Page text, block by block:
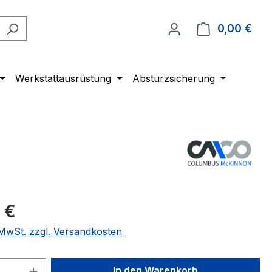
0,00 €
Werkstattausrüstung Absturzsicherung
€
zzgl. Versandkosten
Gib den gewünschten Wert